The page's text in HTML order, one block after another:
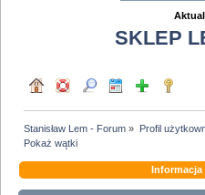
SKLEP
Stanisław Lem - Forum » Profil
Pokaż wątki
Informacja